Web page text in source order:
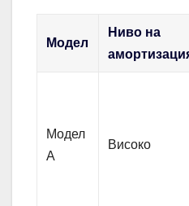
Модел
Ниво на
Модел
A
Високо